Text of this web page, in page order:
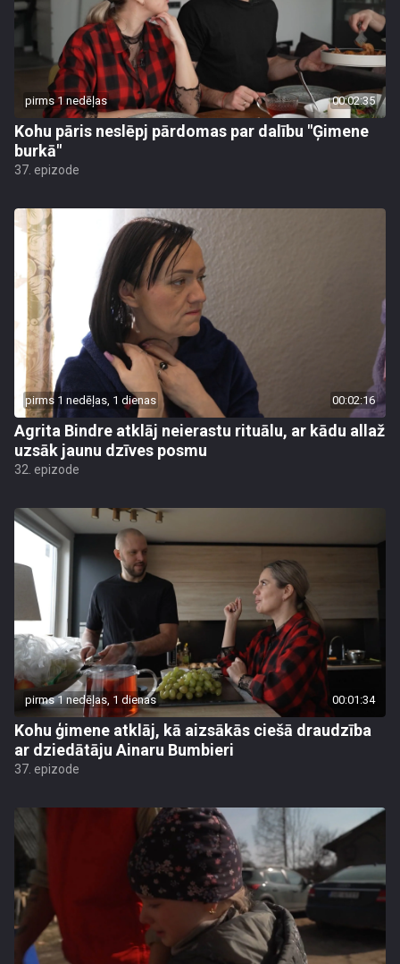
pirms 1 nedēļas 00:02:35
Kohu pāris neslēpj pārdomas par dalību "Ģimene
burkā"
37. epizode
pirms 1 nedēļas, 1 dienas 00:02:16
Agrita Bindre atklāj neierastu rituālu, ar kādu allaž
uzsāk jaunu dzīves posmu
32. epizode
pirms 1 nedēļas, 1 dienas 00:01:34
Kohu ģimene atklāj, kā aizsākās ciešā draudzība
ar dziedātāju Ainaru Bumbieri
37. epizode